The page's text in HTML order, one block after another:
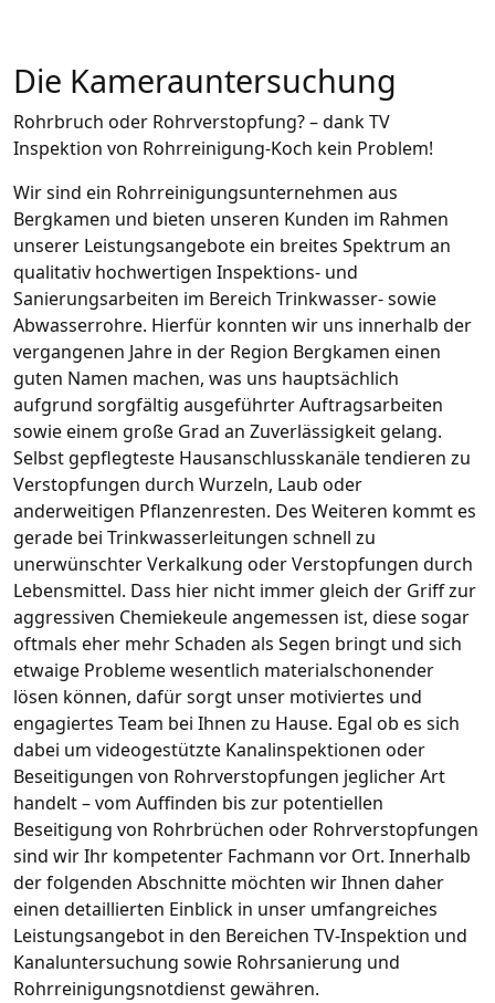
Die Kamerauntersuchung
Rohrbruch oder Rohrverstopfung? – dank TV
Inspektion von Rohrreinigung-Koch kein Problem!
Wir sind ein Rohrreinigungsunternehmen aus
Bergkamen und bieten unseren Kunden im Rahmen
unserer Leistungsangebote ein breites Spektrum an
qualitativ hochwertigen Inspektions- und
Sanierungsarbeiten im Bereich Trinkwasser- sowie
Abwasserrohre. Hierfür konnten wir uns innerhalb der
vergangenen Jahre in der Region Bergkamen einen
guten Namen machen, was uns hauptsächlich
aufgrund sorgfältig ausgeführter Auftragsarbeiten
sowie einem große Grad an Zuverlässigkeit gelang.
Selbst gepflegteste Hausanschlusskanäle tendieren zu
Verstopfungen durch Wurzeln, Laub oder
anderweitigen Pflanzenresten. Des Weiteren kommt es
gerade bei Trinkwasserleitungen schnell zu
unerwünschter Verkalkung oder Verstopfungen durch
Lebensmittel. Dass hier nicht immer gleich der Griff zur
aggressiven Chemiekeule angemessen ist, diese sogar
oftmals eher mehr Schaden als Segen bringt und sich
etwaige Probleme wesentlich materialschonender
lösen können, dafür sorgt unser motiviertes und
engagiertes Team bei Ihnen zu Hause. Egal ob es sich
dabei um videogestützte Kanalinspektionen oder
Beseitigungen von Rohrverstopfungen jeglicher Art
handelt – vom Auffinden bis zur potentiellen
Beseitigung von Rohrbrüchen oder Rohrverstopfungen
sind wir Ihr kompetenter Fachmann vor Ort. Innerhalb
der folgenden Abschnitte möchten wir Ihnen daher
einen detaillierten Einblick in unser umfangreiches
Leistungsangebot in den Bereichen TV-Inspektion und
Kanaluntersuchung sowie Rohrsanierung und
Rohrreinigungsnotdienst gewähren.